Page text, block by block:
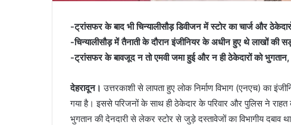
-ट्रांसफर के बाद भी चिन्यालीसौड़ डिवीजन में स्टोर का चार्ज और
-चिन्यालीसौड़ में तैनाती के दौरान इंजीनियर के अधीन हुए थे लाखों की
-ट्रांसफर के बावजूद न तो एमवी जमा हुई और न ही ठेकेदारों को
देहरादून। उत्तरकाशी से लापता हुए लोक निर्माण विभाग (एनएच) का
गया है। इससे परिजनों के साथ ही ठेकेदार के परिवार और पुलिस ने
भुगतान की देनदारी से लेकर स्टोर से जुड़े दस्तावेजों का विभागीय दबाव